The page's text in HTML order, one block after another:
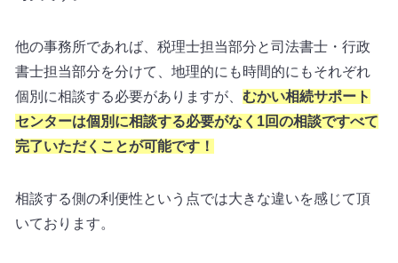
他の事務所であれば、税理士担当部分と司法書士・行政
書士担当部分を分けて、地理的にも時間的にもそれぞれ
個別に相談する必要がありますが、 むかい相続サポート
センターは個別に相談する必要がなく1回の相談ですべて
完了いただくことが可能です！
相談する側の利便性という点では大きな違いを感じて頂
いております。